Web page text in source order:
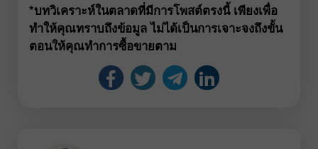
*บทวิเคราะห์ในตลาดที่มีการโพสต์ตรงนี้ เพียงเพื่อ
ทำให้คุณทราบถึงข้อมูล ไม่ได้เป็นการเจาะจงถึงขั้น
ตอนให้คุณทำการซื้อขายตาม